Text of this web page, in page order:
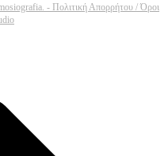
- Πολιτική Απορρήτου / Όροι